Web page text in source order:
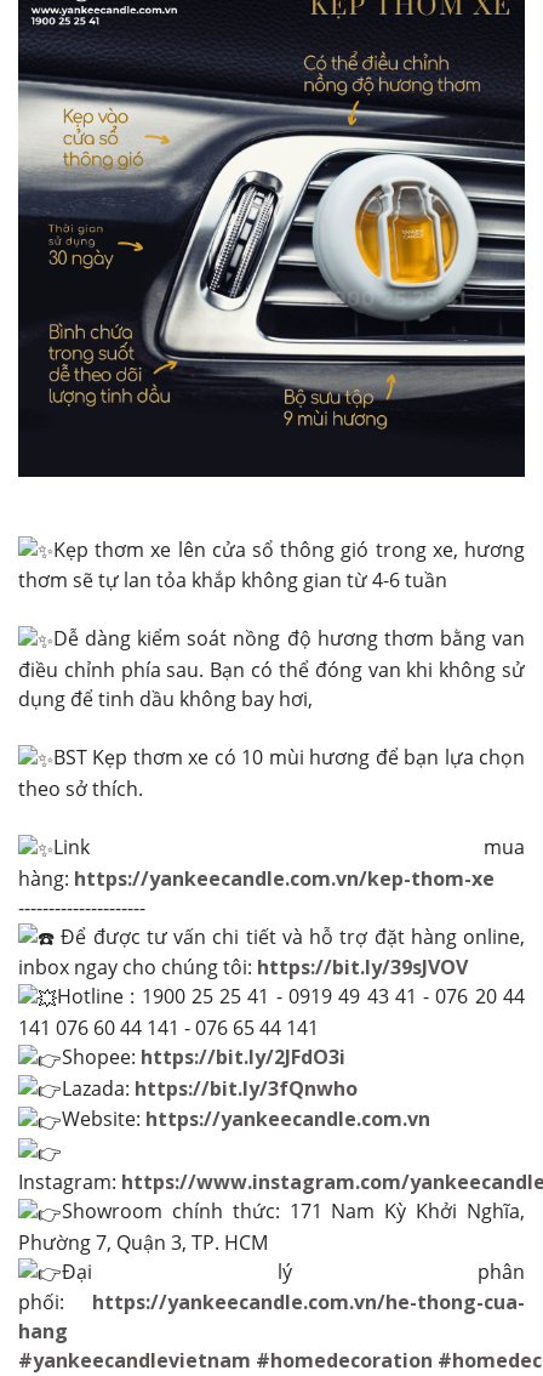
Kẹp thơm xe lên cửa sổ thông gió trong xe, hương
thơm sẽ tự lan tỏa khắp không gian từ 4-6 tuần
Dễ dàng kiểm soát nồng độ hương thơm bằng van
điều chỉnh phía sau. Bạn có thể đóng van khi không sử
dụng để tinh dầu không bay hơi,
BST Kẹp thơm xe có 10 mùi hương để bạn lựa chọn
theo sở thích.
Link mua
hàng: https://yankeecandle.com.vn/kep-thom-xe
---------------------
Để được tư vấn chi tiết và hỗ trợ đặt hàng online,
inbox ngay cho chúng tôi: https://bit.ly/39sJVOV
Hotline : 1900 25 25 41 - 0919 49 43 41 - 076 20 44
141 076 60 44 141 - 076 65 44 141
Shopee: https://bit.ly/2JFdO3i
Lazada: https://bit.ly/3fQnwho
Website: https://yankeecandle.com.vn
Instagram: https://www.instagram.com/
Showroom chính thức: 171 Nam Kỳ Khởi Nghĩa,
Phường 7, Quận 3, TP. HCM
Đại lý phân
phối: https://yankeecandle.com.vn/he-thong-cua-
hang
#yankeecandlevietnam #homedecoration